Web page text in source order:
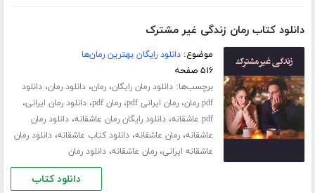
دانلود کتاب رمان زندگی غیر مشترک
موضوع:دانلود رایگان بهترین رمان‌ها
۵۱۶ صفحه
برچسب‌ها:دانلود رمان رایگان،رمان،دانلود رمان،دانلود
pdf رمان
،رمان ایرانی pdf ،رمان pdf ،دانلود رمان ایرانی،
pdf عاشقانه ،دانلود رایگان رمان عاشقانه،دانلود رمان
عاشقانه،رمان عاشقانه،دانلود کتاب عاشقانه،دانلود رمان
عاشقانه ایرانی،رمان عاشقانه،دانلود رمان
دانلود کتاب